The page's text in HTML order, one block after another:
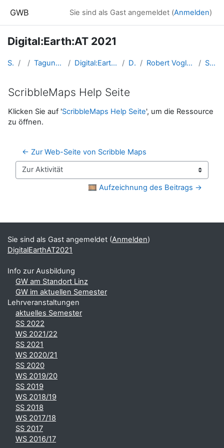
GWB Sie sind als Gast angemeldet (Anmelden)
Digital:Earth:AT 2021
Startseite Kurse Tagungen, Events und Arbeitsgemeinschaften GW Digital:Earth:AT - Fortbildungen zu Geomedien an der Uni/PH Salzburg DigitalEarthAT2021 Robert Vogler: "Scribblen/Kritzeln in Karten – Neue Wege in der Kartenarbeit" ScribbleMaps Help Seite
ScribbleMaps Help Seite
Abschlussbedingungen
Klicken Sie auf 'ScribbleMaps Help Seite', um die Ressource
zu öffnen.
← Zur Web-Seite von Scribble Maps
Zur Aktivität
🎞️ Aufzeichnung des Beitrags →
Ergänzungsblöcke
Sie sind als Gast angemeldet (Anmelden)
DigitalEarthAT2021
Info zur Ausbildung
GW am Standort Linz
GW im aktuellen Semester
Lehrveranstaltungen
aktuelles Semester
SS 2022
WS 2021/22
SS 2021
WS 2020/21
SS 2020
WS 2019/20
SS 2019
WS 2018/19
SS 2018
WS 2017/18
SS 2017
WS 2016/17